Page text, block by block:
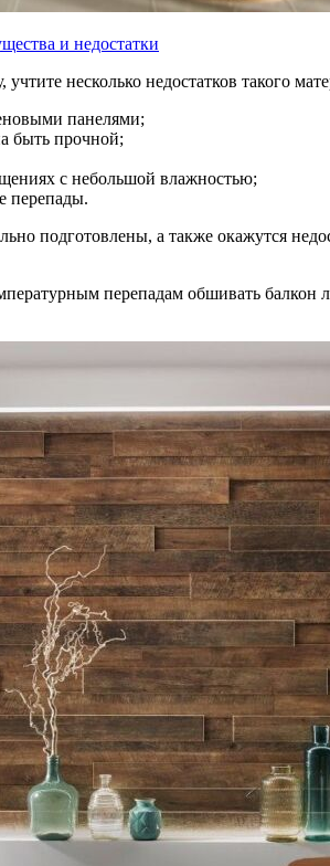
и недостатки
, учтите несколько недостатков такого
панелями;
быть прочной;
с небольшой влажностью;
перепады.
подготовлены, а также окажутся
перепадам обшивать балкон